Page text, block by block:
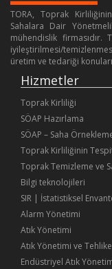
TORA, Toprak
Sahalara Dair
mühendislik
iyileştirilmesi/
üretim ve tedariği
Hizmetler
Toprak Kirliliği
SÖAP Hazırlama
SÖAP – Saha
Toprak Kirliliğinin
Toprak Temizleme ve
Bilgi teknolojileri
SIR | İstatistiksel
Alarm Yönetimi
Atık Yönetimi
Atık Yönetimi ve
Endüstriyel Atık